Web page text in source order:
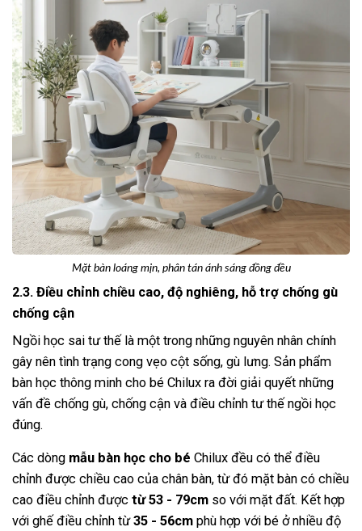
Mặt bàn loáng mịn, phân tán ánh sáng đồng đều
2.3. Điều chỉnh chiều cao, độ nghiêng, hỗ trợ chống gù
chống cận
Ngồi học sai tư thế là một trong những nguyên nhân chính
gây nên tình trạng cong vẹo cột sống, gù lưng. Sản phẩm
bàn học thông minh cho bé Chilux ra đời giải quyết những
vấn đề chống gù, chống cận và điều chỉnh tư thế ngồi học
đúng.
Các dòng mẫu bàn học cho bé Chilux đều có thể điều
chỉnh được chiều cao của chân bàn, từ đó mặt bàn có chiều
cao điều chỉnh được từ 53 - 79cm so với mặt đất. Kết hợp
với ghế điều chỉnh từ35 - 56cm phù hợp với bé ở nhiều độ